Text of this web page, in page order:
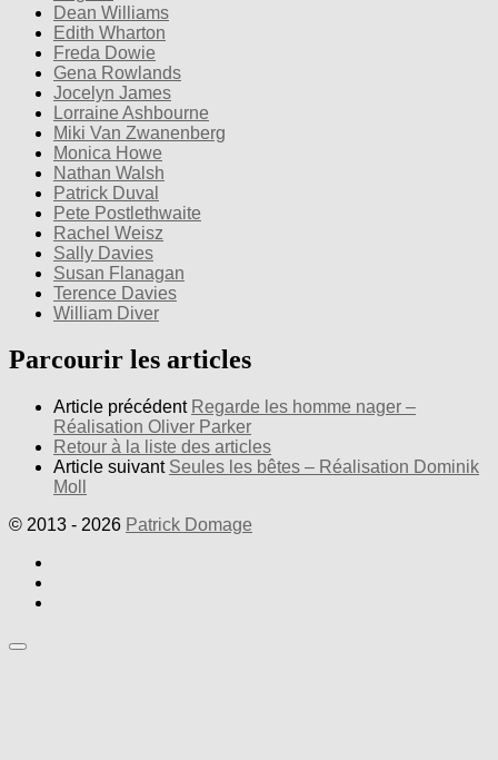
Dean Williams
Edith Wharton
Freda Dowie
Gena Rowlands
Jocelyn James
Lorraine Ashbourne
Miki Van Zwanenberg
Monica Howe
Nathan Walsh
Patrick Duval
Pete Postlethwaite
Rachel Weisz
Sally Davies
Susan Flanagan
Terence Davies
William Diver
Parcourir les articles
Article précédent Regarde les homme nager –
Réalisation Oliver Parker
Retour à la liste des articles
Article suivant Seules les bêtes – Réalisation Dominik
Moll
© 2013 - 2026 Patrick Domage